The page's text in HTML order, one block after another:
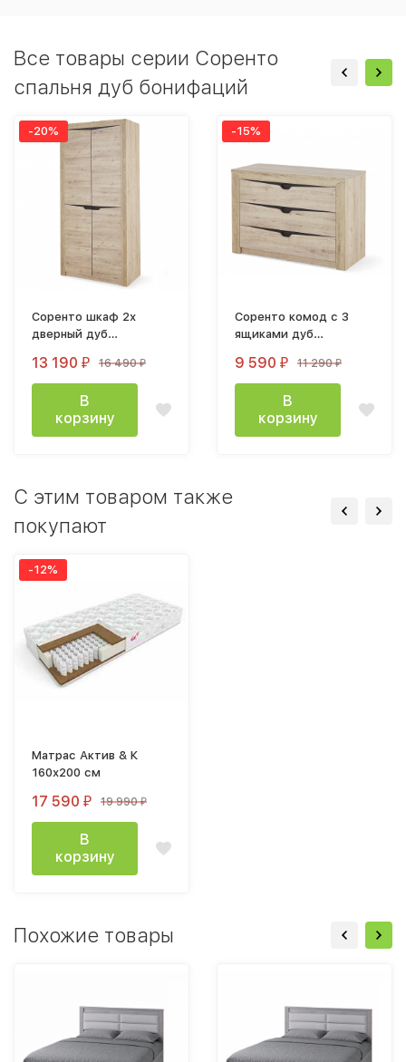
Все товары серии Соренто
спальня дуб бонифаций
-20%
Соренто шкаф 2х
дверный дуб
13 190 ₽ 16 490₽
В
корзину
-15%
Соренто комод с 3
ящиками дуб
9 590 ₽ 11 290₽
В
корзину
C этим товаром также
покупают
-12%
Матрас Актив & К
160х200 см
17 590 ₽ 19 990₽
В
корзину
Похожие товары